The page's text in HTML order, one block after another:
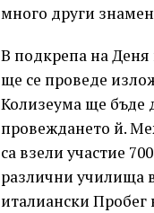
много други
В подкрепа на
ще се проведе
Колизеума ще бъде
провеждането й.
са взели участие
различни училища
италиански Пробег